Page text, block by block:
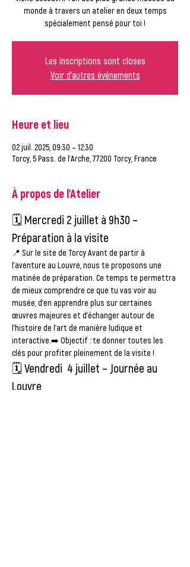
monde à travers un atelier en deux temps
spécialement pensé pour toi !
Les inscriptions sont closes
Voir d'autres événements
Heure et lieu
02 juil. 2025, 09:30 – 12:30
Torcy, 5 Pass. de l'Arche, 77200 Torcy, France
À propos de l'Atelier
🗓️ Mercredi 2 juillet à 9h30 –
Préparation à la visite
📍 Sur le site de Torcy Avant de partir à
l’aventure au Louvre, nous te proposons une
matinée de préparation. Ce temps te permettra
de mieux comprendre ce que tu vas voir au
musée, d’en apprendre plus sur certaines
œuvres majeures et d’échanger autour de
l’histoire de l’art de manière ludique et
interactive.➡️ Objectif : te donner toutes les
clés pour profiter pleinement de la visite !
🗓️ Vendredi  4 juillet – Journée au
Louvre